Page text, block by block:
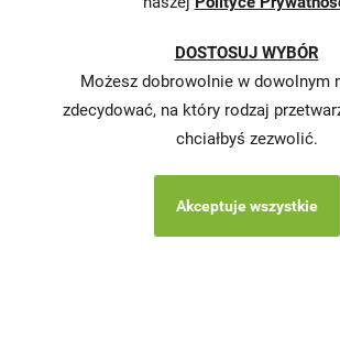
Karty
Butelkomaty
DOSTOSUJ WYBÓR
Możesz dobrowolnie w dowolnym
zdecydować, na który rodzaj
chciałbyś zezwolić.
Akceptuje wszystkie